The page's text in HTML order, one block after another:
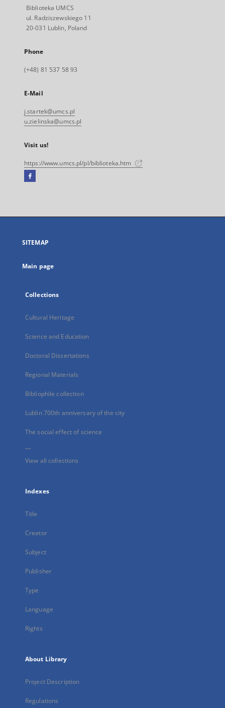
Biblioteka UMCS
ul. Radziszewskiego 11
20-031 Lublin, Poland
Phone
(+48) 81 537 58 93
E-Mail
j.startek@umcs.pl
u.zielinska@umcs.pl
Visit us!
https://www.umcs.pl/pl/biblioteka.htm
Facebook
open
new
SITEMAP
Main page
Collections
Cultural Heritage
Science and Education
Doctoral Dissertations
Regional Materials
Bibliophile collection
Lublin 700th anniversary of the city
The social effect of science
...
View all collections
Indexes
Title
Creator
Subject
Publisher
Type
Language
Rights
About Library
Project Description
Regulations